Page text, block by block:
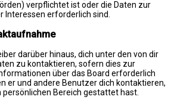
verpflichtet ist oder die Daten zur
Interessen erforderlich sind.
darüber hinaus, dich unter den von dir
zu kontaktieren, sofern dies zur
über das Board erforderlich
er und andere Benutzer dich kontaktieren,
Bereich gestattet hast.